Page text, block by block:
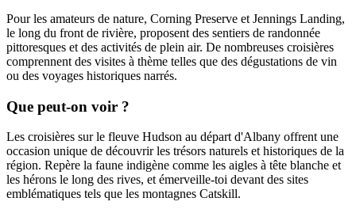
Pour les amateurs de nature, Corning Preserve et Jennings Landing,
le long du front de rivière, proposent des sentiers de randonnée
pittoresques et des activités de plein air. De nombreuses croisières
comprennent des visites à thème telles que des dégustations de vin
ou des voyages historiques narrés.
Que peut-on voir ?
Les croisières sur le fleuve Hudson au départ d'Albany offrent une
occasion unique de découvrir les trésors naturels et historiques de la
région. Repère la faune indigène comme les aigles à tête blanche et
les hérons le long des rives, et émerveille-toi devant des sites
emblématiques tels que les montagnes Catskill.